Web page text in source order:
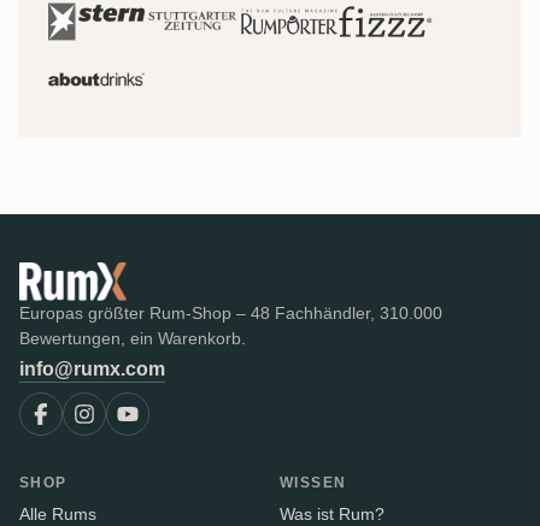
Europas größter Rum-Shop – 48 Fachhändler, 310.000
Bewertungen, ein Warenkorb.
info@rumx.com
SHOP
Alle Rums
WISSEN
Was ist Rum?